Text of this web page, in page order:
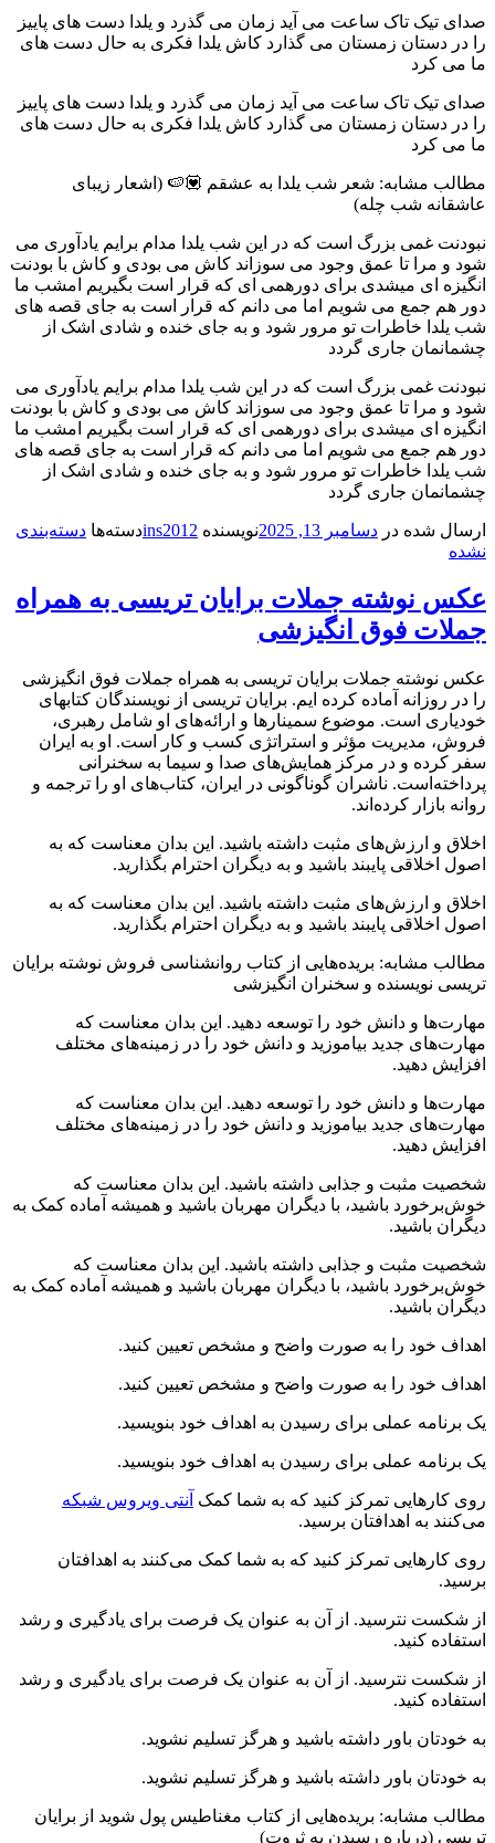
صدای تیک تاک ساعت می آید زمان می گذرد و یلدا دست های پاییز
را در دستان زمستان می گذارد کاش یلدا فکری به حال دست های
ما می کرد
صدای تیک تاک ساعت می آید زمان می گذرد و یلدا دست های پاییز
را در دستان زمستان می گذارد کاش یلدا فکری به حال دست های
ما می کرد
مطالب مشابه: شعر شب یلدا به عشقم 💟🍉 (اشعار زیبای
عاشقانه شب چله)
نبودنت غمی بزرگ است که در این شب یلدا مدام برایم یادآوری می
شود و مرا تا عمق وجود می سوزاند کاش می بودی و کاش با بودنت
انگیزه ای میشدی برای دورهمی ای که قرار است بگیریم امشب ما
دور هم جمع می شویم اما می دانم که قرار است به جای قصه های
شب یلدا خاطرات تو مرور شود و به جای خنده و شادی اشک از
چشمانمان جاری گردد
نبودنت غمی بزرگ است که در این شب یلدا مدام برایم یادآوری می
شود و مرا تا عمق وجود می سوزاند کاش می بودی و کاش با بودنت
انگیزه ای میشدی برای دورهمی ای که قرار است بگیریم امشب ما
دور هم جمع می شویم اما می دانم که قرار است به جای قصه های
شب یلدا خاطرات تو مرور شود و به جای خنده و شادی اشک از
چشمانمان جاری گردد
ارسال شده در دسامبر 13, 2025 نویسنده ins2012دسته‌ها دسته‌بندی
نشده
عکس نوشته جملات برایان تریسی به همراه
جملات فوق انگیزشی
عکس نوشته جملات برایان تریسی به همراه جملات فوق انگیزشی
را در روزانه آماده کرده ایم. برایان تریسی از نویسندگان کتابهای
خودیاری است. موضوع سمینارها و ارائه‌های او شامل رهبری،
فروش، مدیریت مؤثر و استراتژی کسب و کار است. او به ایران
سفر کرده و در مرکز همایش‌های صدا و سیما به سخنرانی
پرداخته‌است. ناشران گوناگونی در ایران، کتاب‌های او را ترجمه و
روانه بازار کرده‌اند.
اخلاق و ارزش‌های مثبت داشته باشید. این بدان معناست که به
اصول اخلاقی پایبند باشید و به دیگران احترام بگذارید.
اخلاق و ارزش‌های مثبت داشته باشید. این بدان معناست که به
اصول اخلاقی پایبند باشید و به دیگران احترام بگذارید.
مطالب مشابه: بریده‌هایی از کتاب روانشناسی فروش نوشته برایان
تریسی نویسنده و سخنران انگیزشی
مهارت‌ها و دانش خود را توسعه دهید. این بدان معناست که
مهارت‌های جدید بیاموزید و دانش خود را در زمینه‌های مختلف
افزایش دهید.
مهارت‌ها و دانش خود را توسعه دهید. این بدان معناست که
مهارت‌های جدید بیاموزید و دانش خود را در زمینه‌های مختلف
افزایش دهید.
شخصیت مثبت و جذابی داشته باشید. این بدان معناست که
خوش‌برخورد باشید، با دیگران مهربان باشید و همیشه آماده کمک به
دیگران باشید.
شخصیت مثبت و جذابی داشته باشید. این بدان معناست که
خوش‌برخورد باشید، با دیگران مهربان باشید و همیشه آماده کمک به
دیگران باشید.
اهداف خود را به صورت واضح و مشخص تعیین کنید.
اهداف خود را به صورت واضح و مشخص تعیین کنید.
یک برنامه عملی برای رسیدن به اهداف خود بنویسید.
یک برنامه عملی برای رسیدن به اهداف خود بنویسید.
روی کارهایی تمرکز کنید که به شما کمک آنتی ویروس شبکه
می‌کنند به اهدافتان برسید.
روی کارهایی تمرکز کنید که به شما کمک می‌کنند به اهدافتان
برسید.
از شکست نترسید. از آن به عنوان یک فرصت برای یادگیری و رشد
استفاده کنید.
از شکست نترسید. از آن به عنوان یک فرصت برای یادگیری و رشد
استفاده کنید.
به خودتان باور داشته باشید و هرگز تسلیم نشوید.
به خودتان باور داشته باشید و هرگز تسلیم نشوید.
مطالب مشابه: بریده‌هایی از کتاب مغناطیس پول شوید از برایان
تریسی (درباره رسیدن به ثروت)